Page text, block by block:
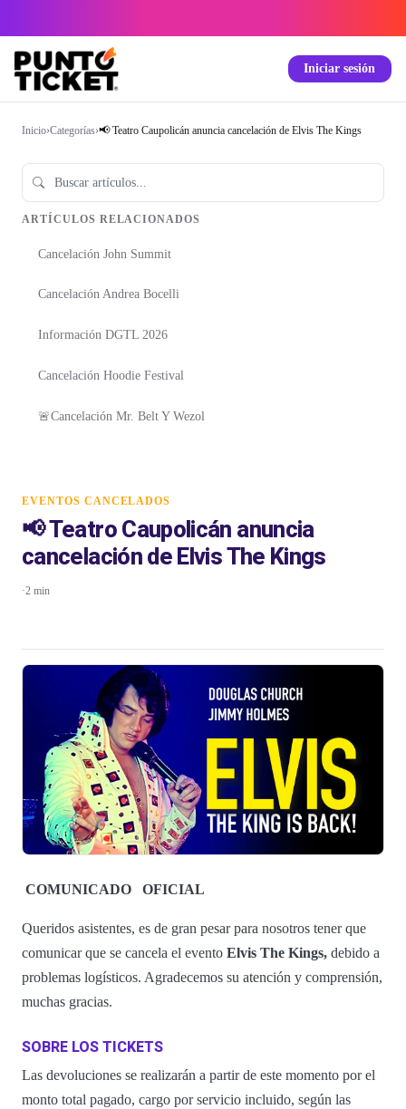
Iniciar sesión
Inicio›Categorías›📢 Teatro Caupolicán anuncia cancelación de Elvis The Kings
ARTÍCULOS RELACIONADOS
Cancelación John Summit
Cancelación Andrea Bocelli
Información DGTL 2026
Cancelación Hoodie Festival
🚨Cancelación Mr. Belt Y Wezol
EVENTOS CANCELADOS
📢 Teatro Caupolicán anuncia
cancelación de Elvis The Kings
·2 min
COMUNICADO OFICIAL
Queridos asistentes, es de gran pesar para nosotros tener que
comunicar que se cancela el evento Elvis The Kings, debido a
problemas logísticos. Agradecemos su atención y comprensión,
muchas gracias.
SOBRE LOS TICKETS
Las devoluciones se realizarán a partir de este momento por el
monto total pagado, cargo por servicio incluido, según las